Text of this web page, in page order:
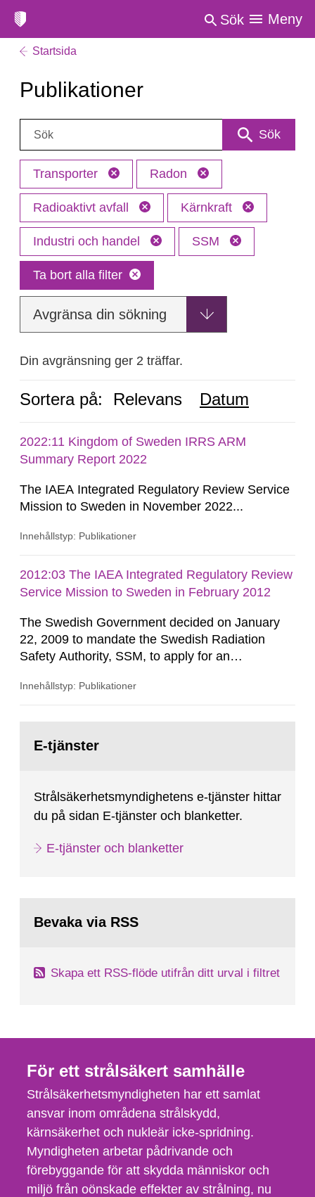
Sök Meny
Startsida
Publikationer
Sök: Sök
Transporter Radon
Radioaktivt avfall Kärnkraft
Industri och handel SSM
Ta bort alla filter
Avgränsa din sökning
Din avgränsning ger 2 träffar.
Sortera på: Relevans Datum
2022:11 Kingdom of Sweden IRRS ARM
Summary Report 2022
The IAEA Integrated Regulatory Review Service
Mission to Sweden in November 2022...
Innehållstyp: Publikationer
2012:03 The IAEA Integrated Regulatory Review
Service Mission to Sweden in February 2012
The Swedish Government decided on January
22, 2009 to mandate the Swedish Radiation
Safety Authority, SSM, to apply for an
areas of supervision, an ‘IRRS’ (Integrated
February 25, 2009, SSM made a formal request
to the IAEA for an IRRS in Sweden. The time...
Innehållstyp: Publikationer
sida:E-tjänster
Strålsäkerhetsmyndighetens e-tjänster hittar
du på sidan E-tjänster och blanketter.
E-tjänster och blanketter
Bevaka via RSS
Skapa ett RSS-flöde utifrån ditt urval i filtret
För ett strålsäkert samhälle
Strålsäkerhetsmyndigheten har ett samlat
ansvar inom områdena strålskydd,
kärnsäkerhet och nukleär icke-spridning.
Myndigheten arbetar pådrivande och
förebyggande för att skydda människor och
miljö från oönskade effekter av strålning, nu